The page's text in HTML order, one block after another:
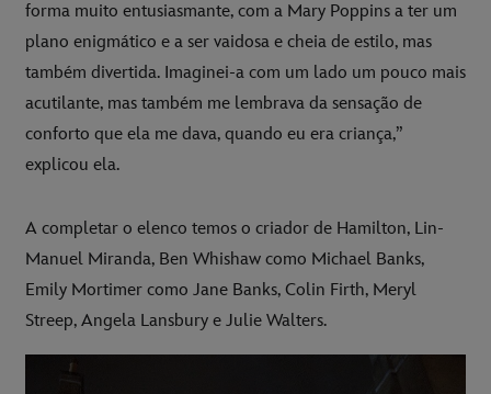
forma muito entusiasmante, com a Mary Poppins a ter um
plano enigmático e a ser vaidosa e cheia de estilo, mas
também divertida. Imaginei-a com um lado um pouco mais
acutilante, mas também me lembrava da sensação de
conforto que ela me dava, quando eu era criança,”
explicou ela.
A completar o elenco temos o criador de Hamilton, Lin-
Manuel Miranda, Ben Whishaw como Michael Banks,
Emily Mortimer como Jane Banks, Colin Firth, Meryl
Streep, Angela Lansbury e Julie Walters.